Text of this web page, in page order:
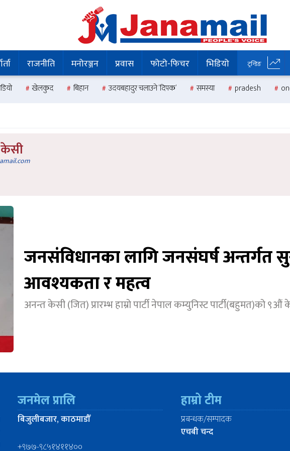
राजनीति मनोरञ्जन प्रवास फोटो-फिचर भिडियो ट्रन्डिङ
खेलकुद बिहान उदयबहादुर चलाउने ‘दिपक’ समस्या pradesh
जनसंविधानका लागि जनसंघर्ष अन्तर्गत
आवश्यकता र महत्व
अनन्त केसी (जित) प्रारम्भ हाम्रो पार्टी नेपाल कम्युनिस्ट पार्टी(बहुमत)को
जनमेल प्रालि
बिजुलीबजार, काठमाडौँ
+९७७-९८५१४११४००
हाम्रो टीम
प्रबन्धक/सम्पादक
एचबी चन्द